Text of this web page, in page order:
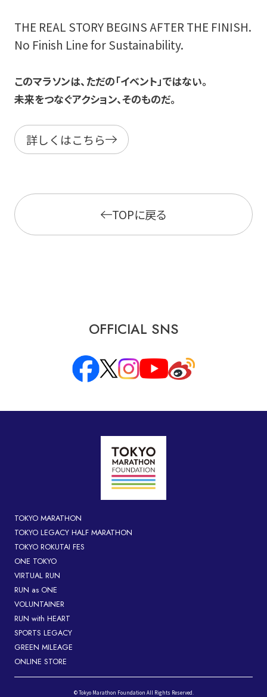
THE REAL STORY BEGINS AFTER THE FINISH.
No Finish Line for Sustainability.
このマラソンは、ただの「イベント」ではない。
未来をつなぐアクション、そのものだ。
詳しくはこちら
TOPに戻る
OFFICIAL SNS
TOKYO MARATHON
TOKYO LEGACY HALF MARATHON
TOKYO ROKUTAI FES
ONE TOKYO
VIRTUAL RUN
RUN as ONE
VOLUNTAINER
RUN with HEART
SPORTS LEGACY
GREEN MILEAGE
ONLINE STORE
© Tokyo Marathon Foundation All Rights Reserved.